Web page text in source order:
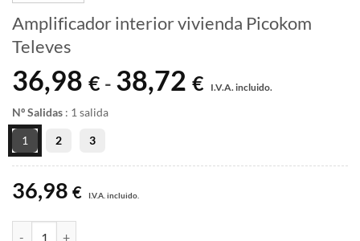
Amplificador interior vivienda Picokom
Televes
36,98 € - 38,72 €
de
hasta
I.V.A. incluido.
Nº Salidas : 1 salida
1 2 3
36,98 € I.V.A. incluido.